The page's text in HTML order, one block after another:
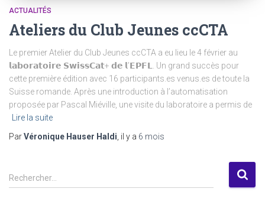
ACTUALITÉS
Ateliers du Club Jeunes ccCTA
Le premier Atelier du Club Jeunes ccCTA a eu lieu le 4 février au
𝗹𝗮𝗯𝗼𝗿𝗮𝘁𝗼𝗶𝗿𝗲 𝗦𝘄𝗶𝘀𝘀𝗖𝗮𝘁+ 𝗱𝗲 𝗹’𝗘𝗣𝗙𝗟. Un grand succès pour
cette première édition avec 16 participants.es venus.es de toute la
Suisse romande. Après une introduction à l’automatisation
proposée par Pascal Miéville, une visite du laboratoire a permis de
Lire la suite
ParVéronique Hauser Haldi , il y a 6 mois
R
e
Rechercher…